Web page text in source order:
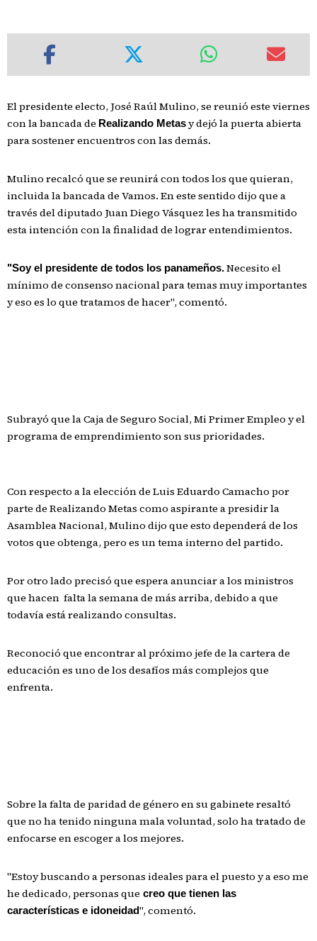
El presidente electo, José Raúl Mulino, se reunió este viernes
con la bancada de Realizando Metasy dejó la puerta abierta
para sostener encuentros con las demás.
Mulino recalcó que se reunirá con todos los que quieran,
incluida la bancada de Vamos. En este sentido dijo que a
través del diputado Juan Diego Vásquez les ha transmitido
esta intención con la finalidad de lograr entendimientos.
"Soy el presidente de todos los panameños.Necesito el
mínimo de consenso nacional para temas muy importantes
y eso es lo que tratamos de hacer", comentó.
Subrayó que la Caja de Seguro Social, Mi Primer Empleo y el
programa de emprendimiento son sus prioridades.
Con respecto a la elección de Luis Eduardo Camacho por
parte de Realizando Metas como aspirante a presidir la
Asamblea Nacional, Mulino dijo que esto dependerá de los
votos que obtenga, pero es un tema interno del partido.
Por otro lado precisó que espera anunciar a los ministros
que hacen falta la semana de más arriba, debido a que
todavía está realizando consultas.
Reconoció que encontrar al próximo jefe de la cartera de
educación es uno de los desafíos más complejos que
enfrenta.
Sobre la falta de paridad de género en su gabinete resaltó
que no ha tenido ninguna mala voluntad, solo ha tratado de
enfocarse en escoger a los mejores.
"Estoy buscando a personas ideales para el puesto y a eso me
he dedicado, personas que creo que tienen las
características e idoneidad", comentó.